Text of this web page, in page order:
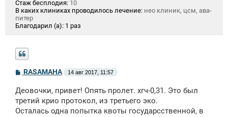
Стаж бесплодия: 10
В каких клиниках проводилось лечение: нео клиник, цсм, ава-
питер
Благодарил (а): 1 раз
С
о
б
щ
н
RASAMAHA 14 авг 2017, 11:57
Деовочки, привет! Опять пролет. хгч-0,31. Это был
третий крио протокол, из третьего эко.
Осталась одна попытка квоты государсственной, в